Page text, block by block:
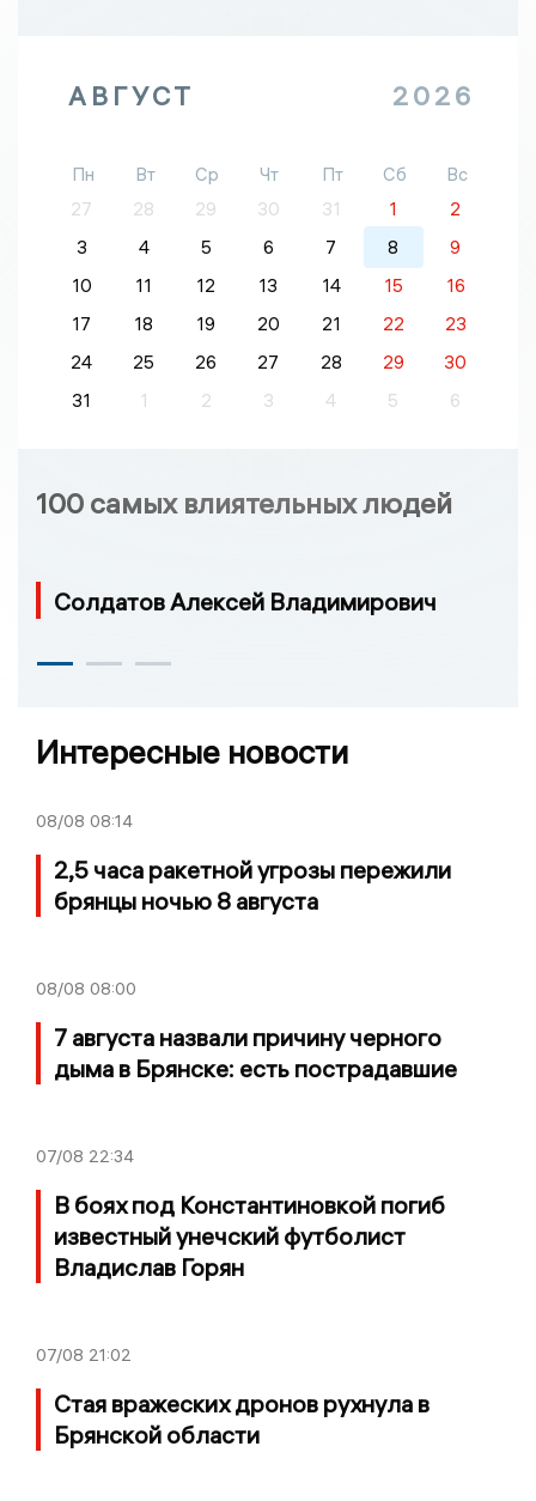
АВГУСТ 2026
Пн Вт Ср Чт Пт Сб
Вс
27
28 29 30 31 1
2
3
4 5 6 7 8
9
10
11 12 13 14 15
16
17
18 19 20 21 22
23
24
25 26 27 28 29
30
31
1 2 3 4 5 6
100 самых влиятельных людей
Солдатов Алексей Владимирович
Интересные новости
08/08 08:14
2,5 часа ракетной угрозы пережили
брянцы ночью 8 августа
08/08 08:00
7 августа назвали причину черного
дыма в Брянске: есть пострадавшие
07/08 22:34
В боях под Константиновкой погиб
известный унечский футболист
Владислав Горян
07/08 21:02
Стая вражеских дронов рухнула в
Брянской области